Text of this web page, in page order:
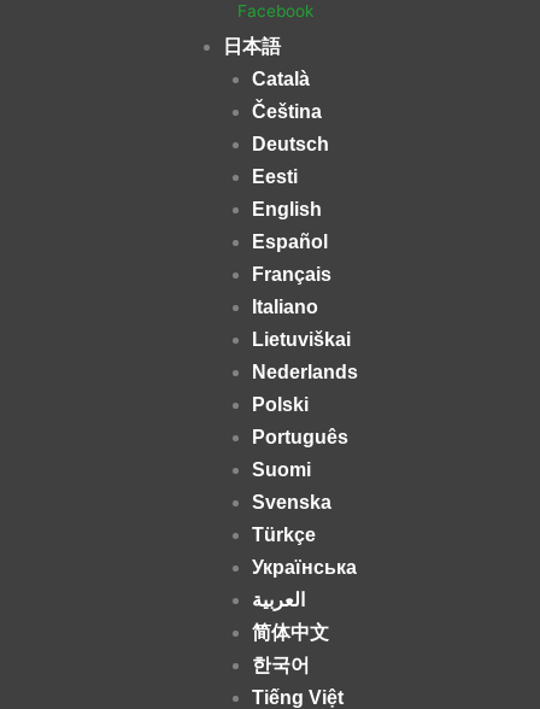
Facebook
日本語
Català
Čeština
Deutsch
Eesti
English
Español
Français
Italiano
Lietuviškai
Nederlands
Polski
Português
Suomi
Svenska
Türkçe
Українська
العربية
简体中文
한국어
Tiếng Việt